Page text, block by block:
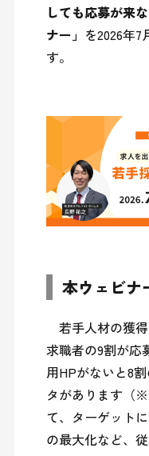
しても応募が来
ナー」 を2026年
す。
本ウェビナ
若手人材の獲
求職者の9割が応
用HPがないと8
タがあります（
て、ターゲット
の最大化など、